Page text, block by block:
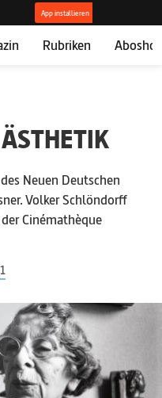
Rubriken
Neuen Deutschen
Volker Schlöndorff
Cinémathèque